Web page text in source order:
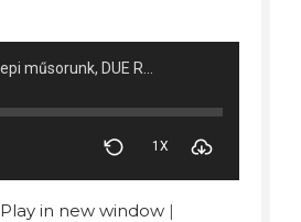
1X
Play in new window |